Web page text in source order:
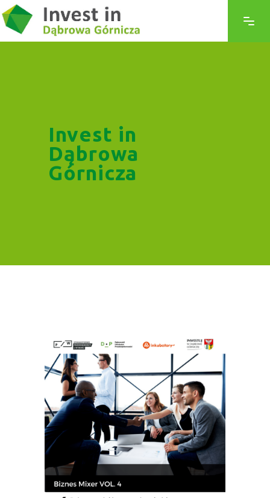
Invest in
Dąbrowa
Górnicza